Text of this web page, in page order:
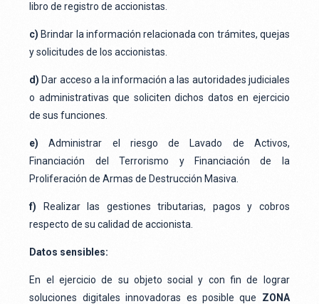
libro de registro de accionistas.
c) Brindar la información relacionada con trámites, quejas
y solicitudes de los accionistas.
d) Dar acceso a la información a las autoridades judiciales
o administrativas que soliciten dichos datos en ejercicio
de sus funciones.
e) Administrar el riesgo de Lavado de Activos,
Financiación del Terrorismo y Financiación de la
Proliferación de Armas de Destrucción Masiva.
f) Realizar las gestiones tributarias, pagos y cobros
respecto de su calidad de accionista.
Datos sensibles:
En el ejercicio de su objeto social y con fin de lograr
soluciones digitales innovadoras es posible que ZONA